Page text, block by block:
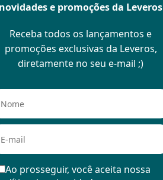
novidades e promoções da Leveros
Receba todos os lançamentos e
promoções exclusivas da Leveros,
diretamente no seu e-mail ;)
Ao prosseguir, você aceita nossa